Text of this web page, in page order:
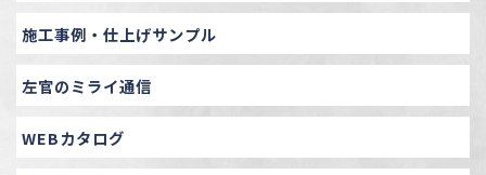
施工事例・仕上げサンプル
左官のミライ通信
WEBカタログ